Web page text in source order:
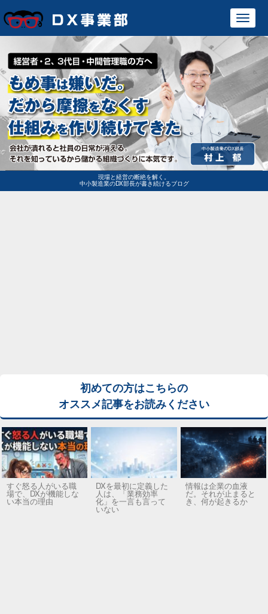
現場と経営の断絶を解く。
中小製造業のDX部長が書き続けるブログ
初めての方はこちらの
オススメ記事をお読みください
すぐ怒る人がいる職
場で、DXが機能しな
い本当の理由
DXを最初に定義した
人は、「業務効率
化」を一言も言って
いない
情報は企業の血液
だ。それが止まると
き、何が起きるか